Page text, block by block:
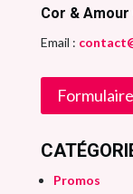
Cor &
Email :
Promos